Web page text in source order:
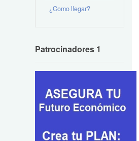
¿Como llegar?
Patrocinadores 1